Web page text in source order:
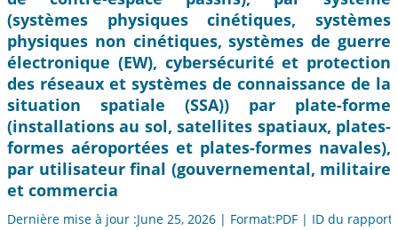
(systèmes physiques cinétiques, systèmes
physiques non cinétiques, systèmes de guerre
électronique (EW), cybersécurité et protection
des réseaux et systèmes de connaissance de la
situation spatiale (SSA)) par plate-forme
(installations au sol, satellites spatiaux, plates-
formes aéroportées et plates-formes navales),
par utilisateur final (gouvernemental, militaire
et commercia
Dernière mise à jour :June 25, 2026 | Format:PDF | ID du